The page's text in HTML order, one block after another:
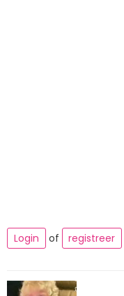
Login
of registreer